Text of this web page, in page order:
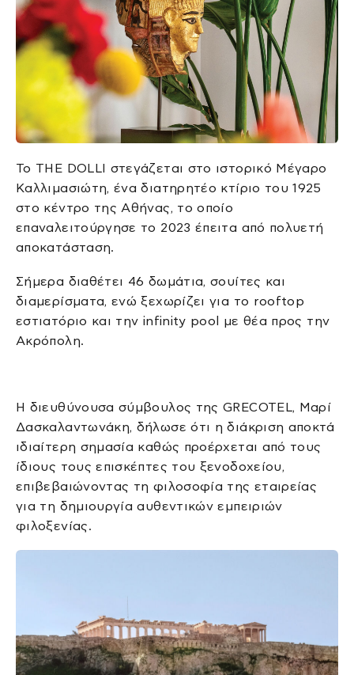
Το THE DOLLI στεγάζεται στο ιστορικό Μέγαρο
Καλλιμασιώτη, ένα διατηρητέο κτίριο του 1925
στο κέντρο της Αθήνας, το οποίο
επαναλειτούργησε το 2023 έπειτα από πολυετή
αποκατάσταση.
Σήμερα διαθέτει 46 δωμάτια, σουίτες και
διαμερίσματα, ενώ ξεχωρίζει για το rooftop
εστιατόριο και την infinity pool με θέα προς την
Ακρόπολη.
Η διευθύνουσα σύμβουλος της GRECOTEL, Μαρί
Δασκαλαντωνάκη, δήλωσε ότι η διάκριση αποκτά
ιδιαίτερη σημασία καθώς προέρχεται από τους
ίδιους τους επισκέπτες του ξενοδοχείου,
επιβεβαιώνοντας τη φιλοσοφία της εταιρείας
για τη δημιουργία αυθεντικών εμπειριών
φιλοξενίας.